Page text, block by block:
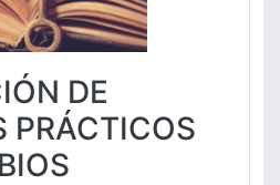
DE
PRÁCTICOS